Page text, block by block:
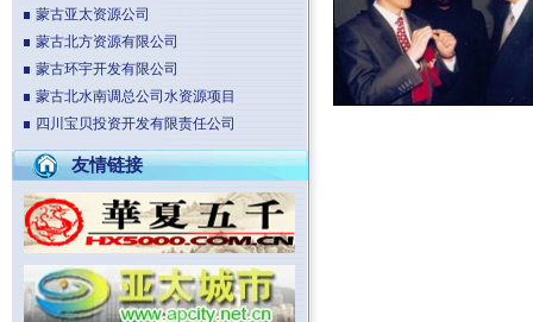
蒙古亚太资源公司
蒙古北方资源有限公司
蒙古环宇开发有限公司
蒙古北水南调总公司水资源项目
四川宝贝投资开发有限责任公司
友情链接